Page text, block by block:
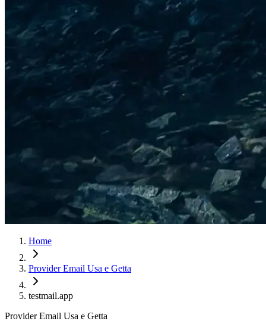
Home
Provider Email Usa e Getta
testmail.app
Provider Email Usa e Getta